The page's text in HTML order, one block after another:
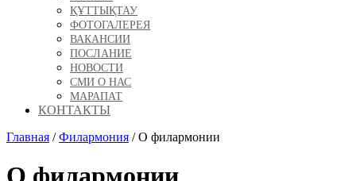
ҚҰТТЫҚТАУ
ФОТОГАЛЕРЕЯ
ВАКАНСИИ
ПОСЛАНИЕ
НОВОСТИ
СМИ О НАС
МАРАПАТ
КОНТАКТЫ
Главная /Филармония /О филармонии